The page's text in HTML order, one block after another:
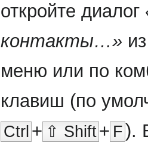
откройте диалог
контакты…»
меню или по
клавиш (по
Ctrl + ⇧ Shift+ F).